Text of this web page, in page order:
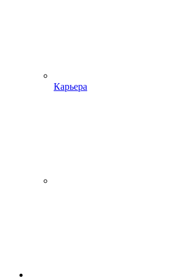
Карьера